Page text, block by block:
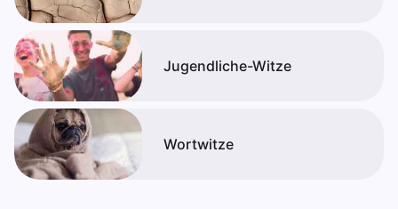
Jugendliche-Witze
Wortwitze